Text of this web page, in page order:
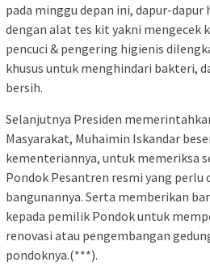
pada minggu depan ini, dapur-dapur
dengan alat tes kit yakni mengecek
pencuci & pengering higienis
khusus untuk menghindari bakteri,
bersih.
Selanjutnya Presiden
Masyarakat, Muhaimin Iskandar
kementeriannya, untuk memeriksa
Pondok Pesantren resmi yang
bangunannya. Serta memberikan
kepada pemilik Pondok untuk
renovasi atau pengembangan
pondoknya.(***).